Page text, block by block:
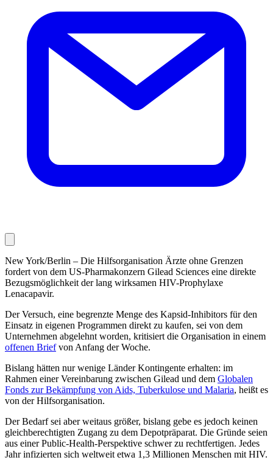
New York/Berlin – Die Hilfsorganisation Ärzte ohne Grenzen
fordert von dem US-Pharmakonzern Gilead Sciences eine direkte
Bezugsmöglichkeit der lang wirksamen HIV-Prophylaxe
Lenacapavir.
Der Versuch, eine begrenzte Menge des Kapsid-Inhibitors für den
Einsatz in eigenen Programmen direkt zu kaufen, sei von dem
Unternehmen abgelehnt worden, kritisiert die Organisation in einem
offenen Briefvon Anfang der Woche.
Bislang hätten nur wenige Länder Kontingente erhalten: im
Rahmen einer Vereinbarung zwischen Gilead und dem Globalen
Fonds zur Bekämpfung von Aids, Tuberkulose und Malaria, heißt es
von der Hilfsorganisation.
Der Bedarf sei aber weitaus größer, bislang gebe es jedoch keinen
gleichberechtigten Zugang zu dem Depotpräparat. Die Gründe seien
aus einer Public-Health-Perspektive schwer zu rechtfertigen. Jedes
Jahr infizierten sich weltweit etwa 1,3 Millionen Menschen mit HIV.